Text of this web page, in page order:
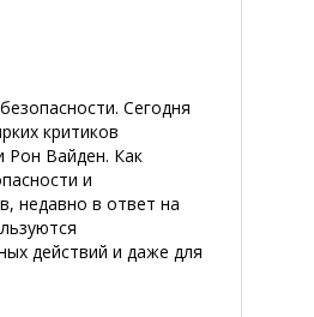
Сегодня
критиков
Рон Вайден. Как
и
недавно в ответ на
действий и даже для